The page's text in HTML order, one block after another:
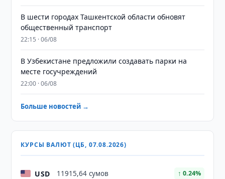
В шести городах Ташкентской области обновят
общественный транспорт
22:15 · 06/08
В Узбекистане предложили создавать парки на
месте госучреждений
22:00 · 06/08
Больше новостей →
КУРСЫ ВАЛЮТ (ЦБ, 07.08.2026)
USD 11915,64 сумов ↑ 0.24%